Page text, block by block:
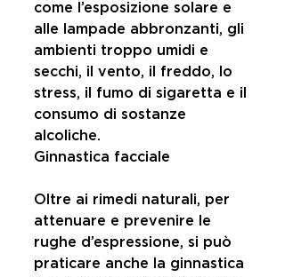
come l’esposizione solare e
alle lampade abbronzanti, gli
ambienti troppo umidi e
secchi, il vento, il freddo, lo
stress, il fumo di sigaretta e il
consumo di sostanze
alcoliche.
Ginnastica facciale
Oltre ai rimedi naturali, per
attenuare e prevenire le
rughe d’espressione, si può
praticare anche la ginnastica